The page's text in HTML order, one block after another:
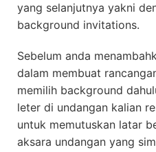
yang selanjutnya yakni
background invitations.
Sebelum anda
dalam membuat
memilih background
leter di undangan kalian
untuk memutuskan latar
aksara undangan yang